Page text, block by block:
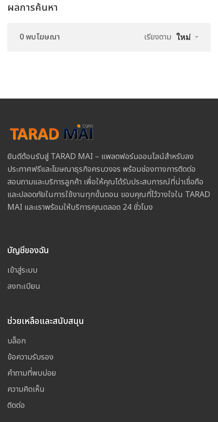
ผลการค้นหา
0 พบโฆษณา เรียงตาม ใหม่
ยินดีต้อนรับสู่ TARAD MAI – แพลตฟอร์มออนไลน์สำหรับลง
ประกาศฟรีและโฆษณาธุรกิจครบวงจร พร้อมช่องทางการติดต่อ
สอบถามและบริการลูกค้า เพื่อให้คุณได้รับประสบการณ์ที่น่าเชื่อถือ
และปลอดภัยในการใช้งานทุกขั้นตอน ขอบคุณที่ไว้วางใจใน TARAD
MAI และเราพร้อมให้บริการคุณตลอด 24 ชั่วโมง
บัญชีของฉัน
เข้าสู่ระบบ
ลงทะเบียน
ช่วยเหลือและสนับสนุน
บล็อก
ข้อความรับรอง
คำถามที่พบบ่อย
ความคิดเห็น
ติดต่อ